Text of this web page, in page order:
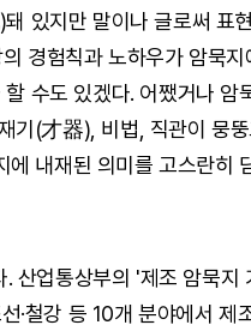
있지만 말이나 글로써 표
경험칙과 노하우가 암묵지
수도 있겠다. 어쨌거나 암
기(才器), 비법, 직관이 뭉뚱
내재된 의미를 고스란히
산업통상부의 '제조 암묵지
·철강 등 10개 분야에서 제